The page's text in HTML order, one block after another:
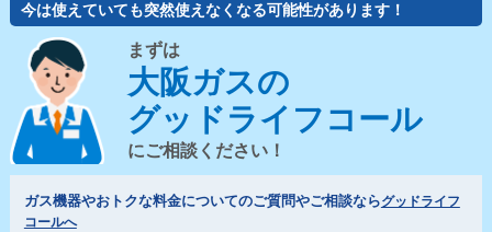
今は使えていても突然使えなくなる可能性があります！
まずは
大阪ガスの
グッドライフコール
にご相談ください！
ガス機器やおトクな料金についてのご質問やご相談ならグッドライフ
コールへ